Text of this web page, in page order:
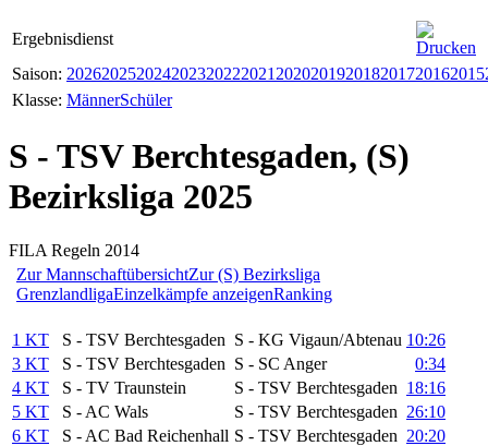
Ergebnisdienst
Saison: 202620252024202320222021 202020192018201720162015
Klasse: MännerSchüler
S - TSV Berchtesgaden, (S)
Bezirksliga 2025
FILA Regeln 2014
Zur MannschaftübersichtZur (S) Bezirksliga
GrenzlandligaEinzelkämpfe anzeigenRanking
1 KT S - TSV Berchtesgaden S - KG Vigaun/Abtenau 10:26
3 KT
S - TSV Berchtesgaden S - SC Anger
0:34
4 KT
S - TV Traunstein S - TSV Berchtesgaden 18:16
5 KT
S - AC Wals S - TSV Berchtesgaden 26:10
6 KT
S - AC Bad Reichenhall S - TSV Berchtesgaden 20:20